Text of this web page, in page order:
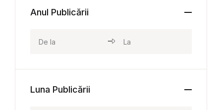
Anul Publicării
Luna Publicării